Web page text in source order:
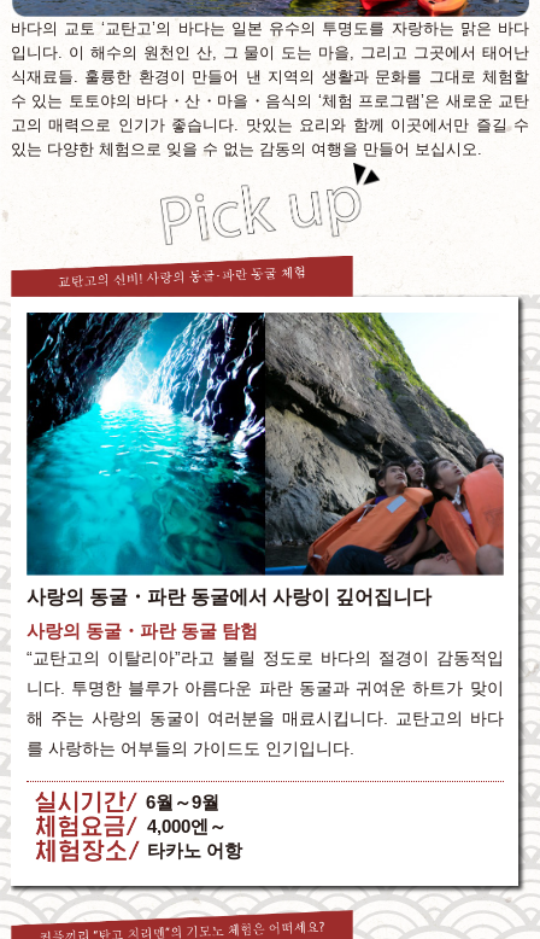
바다의 교토 ‘교탄고’의 바다는 일본 유수의 투명도를 자랑하는 맑은 바다
입니다. 이 해수의 원천인 산, 그 물이 도는 마을, 그리고 그곳에서 태어난
식재료들. 훌륭한 환경이 만들어 낸 지역의 생활과 문화를 그대로 체험할
수 있는 토토야의 바다・산・마을・음식의 ‘체험 프로그램’은 새로운 교탄
고의 매력으로 인기가 좋습니다. 맛있는 요리와 함께 이곳에서만 즐길 수
있는 다양한 체험으로 잊을 수 없는 감동의 여행을 만들어 보십시오.
사랑의 동굴・파란 동굴에서 사랑이 깊어집니다
사랑의 동굴・파란 동굴 탐험
“교탄고의 이탈리아”라고 불릴 정도로 바다의 절경이 감동적입
니다. 투명한 블루가 아름다운 파란 동굴과 귀여운 하트가 맞이
해 주는 사랑의 동굴이 여러분을 매료시킵니다. 교탄고의 바다
를 사랑하는 어부들의 가이드도 인기입니다.
실시기간
6월～9월
체험요금
4,000엔～
체험장소
타카노 어항